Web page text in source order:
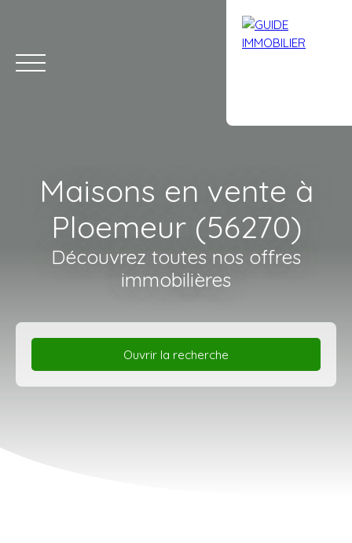
Louer Vendre Avis clients
Estimation
Maisons en vente à
Ploemeur (56270)
Découvrez toutes nos offres
immobilières
Ouvrir la recherche